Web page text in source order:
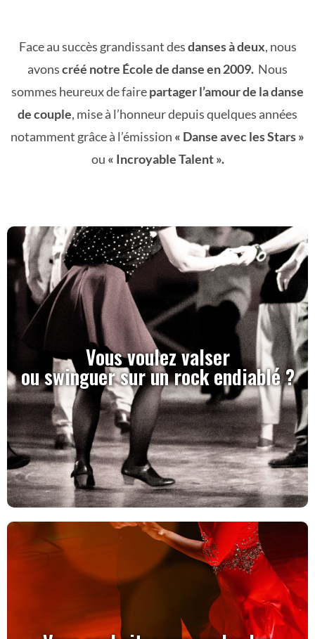
Face au succès grandissant desdanses à deux, nous
avonscréé notre École de danse en 2009. Nous
sommes heureux de fairepartager l’amour de la danse
de couple, mise à l’honneur depuis quelques années
notamment grâce à l’émission « Danse avec les Stars »
ou « Incroyable Talent ».
Vous voulez valser
ou swinguer sur un rock endiablé ?